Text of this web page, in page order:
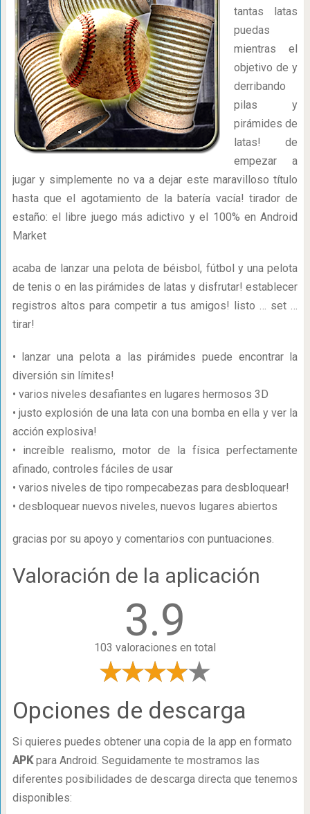
tantas latas
puedas
mientras el
objetivo de y
derribando
pilas y
pirámides de
latas! de
empezar a
jugar y simplemente no va a dejar este maravilloso título
hasta que el agotamiento de la batería vacía! tirador de
estaño: el libre juego más adictivo y el 100% en Android
Market
acaba de lanzar una pelota de béisbol, fútbol y una pelota
de tenis o en las pirámides de latas y disfrutar! establecer
registros altos para competir a tus amigos! listo … set …
tirar!
• lanzar una pelota a las pirámides puede encontrar la
diversión sin límites!
• varios niveles desafiantes en lugares hermosos 3D
• justo explosión de una lata con una bomba en ella y ver la
acción explosiva!
• increíble realismo, motor de la física perfectamente
afinado, controles fáciles de usar
• varios niveles de tipo rompecabezas para desbloquear!
• desbloquear nuevos niveles, nuevos lugares abiertos
gracias por su apoyo y comentarios con puntuaciones.
Valoración de la aplicación
3.9
103 valoraciones en total
Opciones de descarga
Si quieres puedes obtener una copia de la app en formato
APKpara Android. Seguidamente te mostramos las
diferentes posibilidades de descarga directa que tenemos
disponibles: